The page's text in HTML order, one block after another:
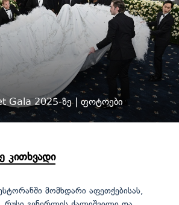
Gala 2025-ზე | ფოტოები
კითხვადი
მომხდარი აფეთქებისას,